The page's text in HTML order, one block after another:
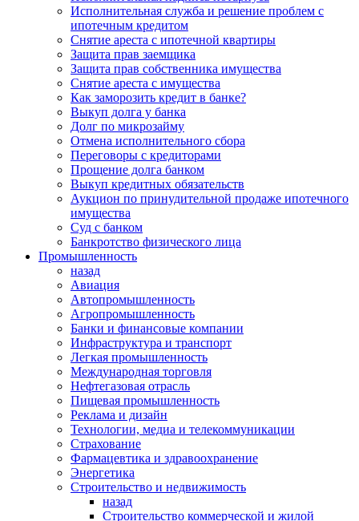
Исполнительная служба и решение проблем с
ипотечным кредитом
Снятие ареста с ипотечной квартиры
Защита прав заемщика
Защита прав собственника имущества
Снятие ареста с имущества
Как заморозить кредит в банке?
Выкуп долга у банка
Долг по микрозайму
Отмена исполнительного сбора
Переговоры с кредиторами
Прощение долга банком
Выкуп кредитных обязательств
Аукцион по принудительной продаже ипотечного
имущества
Суд с банком
Банкротство физического лица
Промышленность
назад
Авиация
Автопромышленность
Агропромышленность
Банки и финансовые компании
Инфраструктура и транспорт
Легкая промышленность
Международная торговля
Нефтегазовая отрасль
Пищевая промышленность
Реклама и дизайн
Технологии, медиа и телекоммуникации
Страхование
Фармацевтика и здравоохранение
Энергетика
Строительство и недвижимость
назад
Строительство коммерческой и жилой